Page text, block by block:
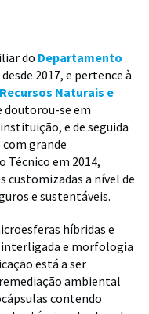
do Departamento
2017, e pertence à
Naturais e
doutorou-se em
e de seguida
grande
Técnico em 2014,
customizadas a nível de
e sustentáveis.
híbridas e
e morfologia
está a ser
ambiental
contendo